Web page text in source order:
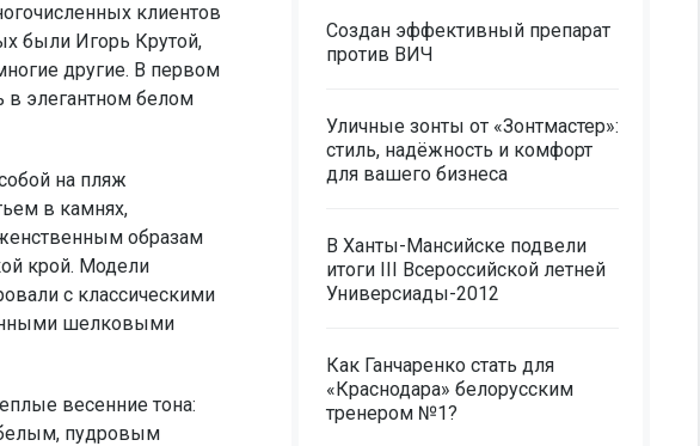
клиентов
были Игорь Крутой,
другие. В первом
в элегантном белом
на пляж
в камнях,
образам
крой. Модели
с классическими
шелковыми
весенние тона:
пудровым
Создан эффективный препарат
против ВИЧ
Уличные зонты от «Зонтмастер»:
стиль, надёжность и комфорт
для вашего бизнеса
В Ханты-Мансийске подвели
итоги III Всероссийской летней
Универсиады-2012
Как Ганчаренко стать для
«Краснодара» белорусским
тренером №1?